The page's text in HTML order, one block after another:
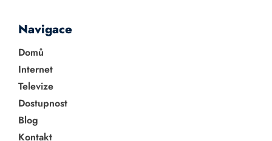
Navigace
Domů
Internet
Televize
Dostupnost
Blog
Kontakt